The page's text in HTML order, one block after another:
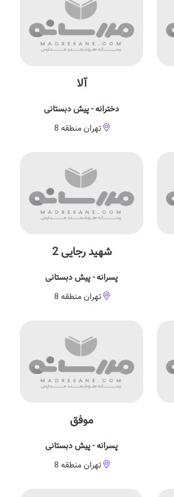
آلا
دخترانه - پیش دبستانی
تهران منطقه 8
شهید رجایی 2
پسرانه - پیش دبستانی
تهران منطقه 8
موفق
پسرانه - پیش دبستانی
تهران منطقه 8